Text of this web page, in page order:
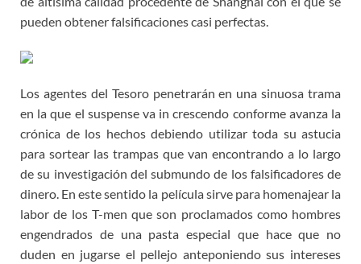
pueden obtener falsificaciones casi perfectas.
Los agentes del Tesoro penetrarán en una sinuosa trama
en la que el suspense va in crescendo conforme avanza la
crónica de los hechos debiendo utilizar toda su astucia
para sortear las trampas que van encontrando a lo largo
de su investigación del submundo de los falsificadores de
dinero. En este sentido la película sirve para homenajear la
labor de los T-men que son proclamados como hombres
engendrados de una pasta especial que hace que no
duden en jugarse el pellejo anteponiendo sus intereses